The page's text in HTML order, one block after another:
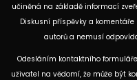
učiněná na základě informací
Diskusní příspěvky a
autorů a nemusí
Odesláním kontaktního
uživatel na vědomí, že může být